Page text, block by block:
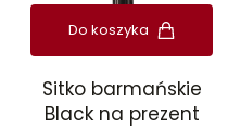
Do koszyka
Sitko barmańskie
Black na prezent